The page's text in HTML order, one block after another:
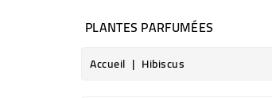
PLANTES PARFUMÉES
Accueil Hibiscus